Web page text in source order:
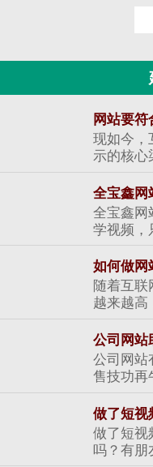
网站要
现如今，
示的核心
全宝鑫网
全宝鑫网
学视频，
如何做网
随着互联
越来越高
公司网站
公司网站
售技功再
做了短视
做了短视
吗？有朋